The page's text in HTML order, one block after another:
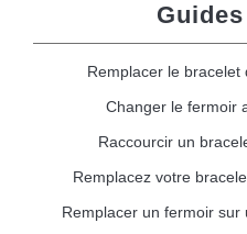
Remplacer le
Changer le fermoir
Raccourcir un
Remplacez votre
Remplacer un fermoir sur